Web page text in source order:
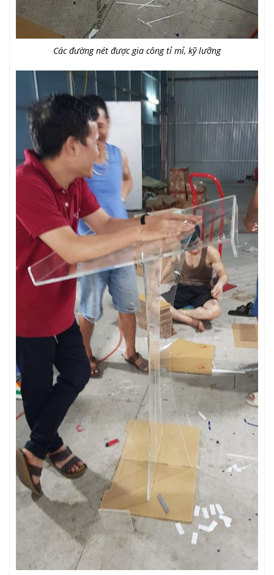
Các đường nét được gia công tỉ mỉ, kỹ lưỡng